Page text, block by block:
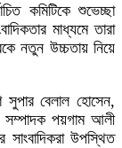
কমিটিকে শুভেচ্ছা
মাধ্যমে তারা
নতুন উচ্চতায় নিয়ে
বেলাল হোসেন,
সম্পাদক পয়গাম আলী
সাংবাদিকরা উপস্থিত